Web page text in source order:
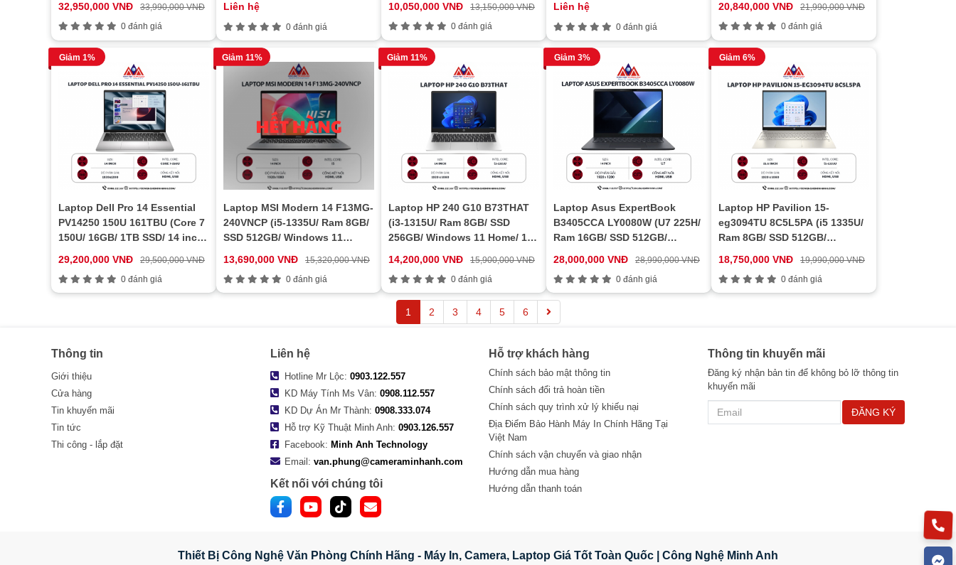
Win11/ Black)
32,950,000 VNĐ
33,990,000 VNĐ
0 đánh giá
Liên hệ
0 đánh giá
10,050,000 VNĐ
13,150,000 VNĐ
0 đánh giá
11/ 1Y/ Xám)
Liên hệ
0 đánh giá
20,840,000 VNĐ
21,990,000 VNĐ
0 đánh giá
Giảm 1%
Laptop Dell Pro 14 Essential
PV14250 150U 161TBU (Core 7
150U/ 16GB/ 1TB SSD/ 14 inch
2Y)
29,200,000 VNĐ
29,500,000 VNĐ
0 đánh giá
Giảm 11%
Laptop MSI Modern 14 F13MG-
240VNCP (i5-1335U/ Ram 8GB/
SSD 512GB/ Windows 11
13,690,000 VNĐ
15,320,000 VNĐ
0 đánh giá
Giảm 11%
Laptop HP 240 G10 B73THAT
(i3-1315U/ Ram 8GB/ SSD
256GB/ Windows 11 Home/ 1Y/
14,200,000 VNĐ
15,900,000 VNĐ
0 đánh giá
Giảm 3%
Laptop Asus ExpertBook
B3405CCA LY0080W (U7 225H/
Ram 16GB/ SSD 512GB/
28,000,000 VNĐ
28,990,000 VNĐ
0 đánh giá
Giảm 6%
Laptop HP Pavilion 15-
eg3094TU 8C5L5PA (i5 1335U/
Ram 8GB/ SSD 512GB/
18,750,000 VNĐ
19,990,000 VNĐ
0 đánh giá
1 2 3 4 5 6
Thông tin
Giới thiệu
Cửa hàng
Tin khuyến mãi
Tin tức
Thi công - lắp đặt
Liên hệ
Hotline Mr Lộc: 0903.122.557
KD Máy Tính Ms Vân: 0908.112.557
KD Dự Án Mr Thành: 0908.333.074
Hỗ trợ Kỹ Thuật Minh Anh: 0903.126.557
Facebook: Minh Anh Technology
Email: van.phung@cameraminhanh.com
Kết nối với chúng tôi
Hỗ trợ khách hàng
Chính sách bảo mật thông tin
Chính sách đổi trả hoàn tiền
Chính sách quy trình xử lý khiếu nại
Địa Điểm Bảo Hành Máy In Chính Hãng Tại
Việt Nam
Chính sách vận chuyển và giao nhận
Hướng dẫn mua hàng
Hướng dẫn thanh toán
Thông tin khuyến mãi
Đăng ký nhận bản tin để không bỏ lỡ thông tin
khuyến mãi
ĐĂNG KÝ
Thiết Bị Công Nghệ Văn Phòng Chính Hãng - Máy In, Camera, Laptop Giá Tốt Toàn Quốc | Công Nghệ Minh Anh